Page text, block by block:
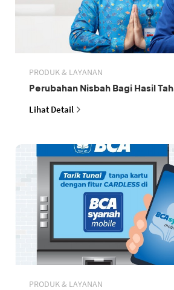
PRODUK & LAYANAN
Perubahan Nisbah Bagi Hasil
Lihat Detail
PRODUK & LAYANAN